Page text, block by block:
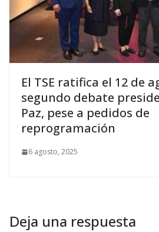
El TSE ratifica el 12 de
segundo debate
Paz, pese a pedidos de
reprogramación
6 agosto, 2025
Deja una respuesta